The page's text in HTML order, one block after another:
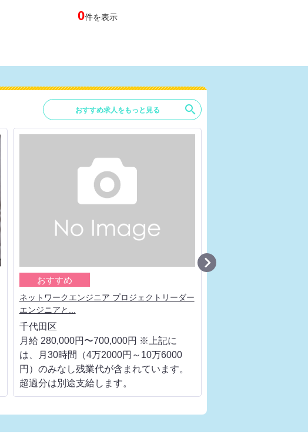
0件を表示
おすすめ求人をもっと見る search
おすすめ
ネットワークエンジニア プロジェクトリーダー
エンジニアと...
千代田区
月給 280,000円〜700,000円 ※上記に
は、月30時間（4万2000円～10万6000
円）のみなし残業代が含まれています。
超過分は別途支給します。
